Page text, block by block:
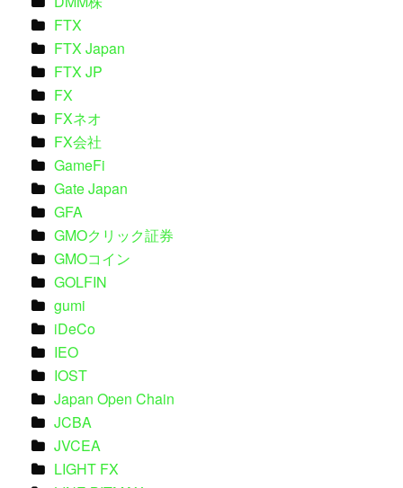
FTX
FTX Japan
FTX JP
FX
FXネオ
FX会社
GameFi
Gate Japan
GFA
GMOクリック証券
GMOコイン
GOLFIN
gumi
iDeCo
IEO
IOST
Japan Open Chain
JCBA
JVCEA
LIGHT FX